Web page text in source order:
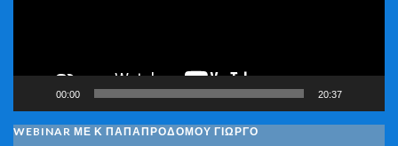
00:00 20:37
WEBINAR ΜΕ Κ ΠΑΠΑΠΡΟΔΌΜΟΥ ΓΙΏΡΓΟ